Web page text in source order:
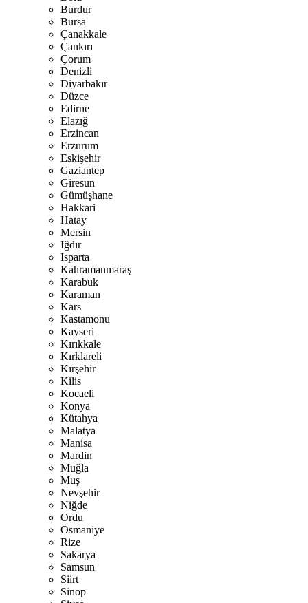
Burdur
Bursa
Çanakkale
Çankırı
Çorum
Denizli
Diyarbakır
Düzce
Edirne
Elazığ
Erzincan
Erzurum
Eskişehir
Gaziantep
Giresun
Gümüşhane
Hakkari
Hatay
Mersin
Iğdır
Isparta
Kahramanmaraş
Karabük
Karaman
Kars
Kastamonu
Kayseri
Kırıkkale
Kırklareli
Kırşehir
Kilis
Kocaeli
Konya
Kütahya
Malatya
Manisa
Mardin
Muğla
Muş
Nevşehir
Niğde
Ordu
Osmaniye
Rize
Sakarya
Samsun
Siirt
Sinop